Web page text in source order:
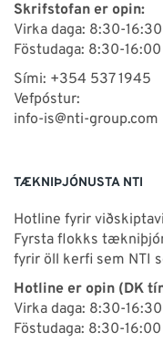
Skrifstofan er opin:
Virka daga: 8:30-16:30
Föstudaga: 8:30-16:00
Sími: +354 537 1945
Vefpóstur:
info-is@nti-group.com
TÆKNIÞJÓNUSTA NTI
Hotline fyrir
Fyrsta flokks
fyrir öll kerfi sem NTI
Hotline er opin (DK
Virka daga: 8:30-16:30
Föstudaga: 8:30-16:00